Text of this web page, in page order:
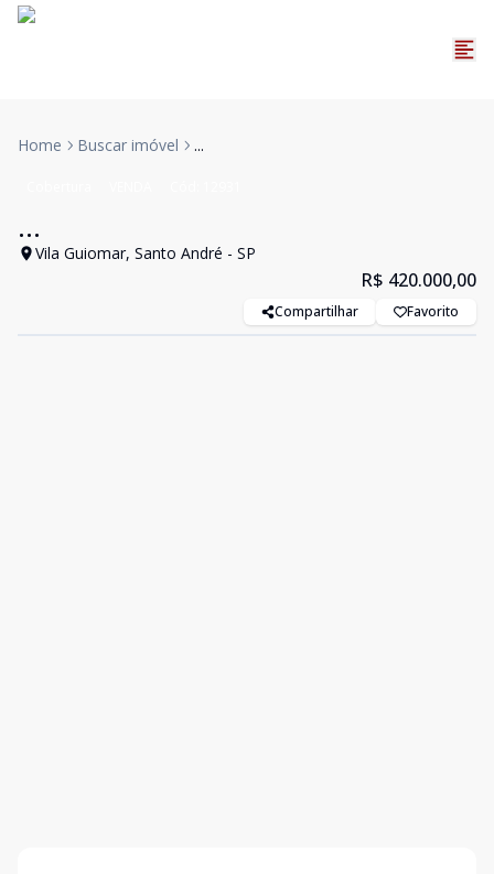
Home Buscar imóvel ...
...
Vila Guiomar, Santo André - SP
R$ 420.000,00
Compartilhar Favorito